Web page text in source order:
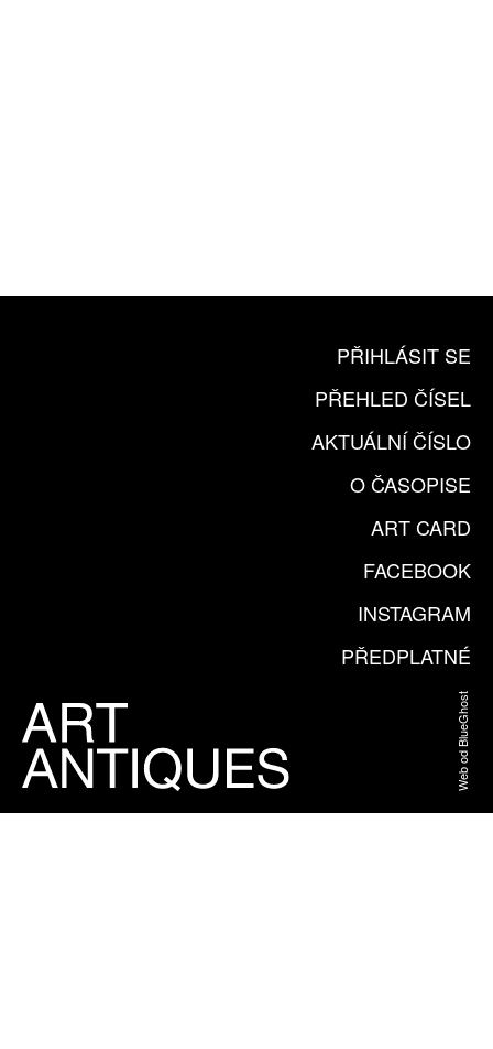
PŘIHLÁSIT SE
PŘEHLED ČÍSEL
AKTUÁLNÍ ČÍSLO
O ČASOPISE
ART CARD
FACEBOOK
INSTAGRAM
PŘEDPLATNÉ
Web od BlueGhost